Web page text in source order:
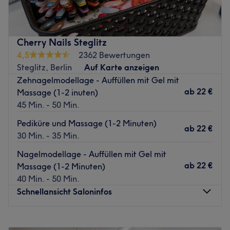
Reise auf der Suche nach dem perfekten Friseur. Du weißt
noch gar nicht, was du mit deinen Haaren machen sollst?
Hier wirst du ausführlich zu Schnitt und Farbe beraten.
Nächste öffentliche Verkehrsmittel:
Die S-Bahnstation Rathaus Steglitz ist nur wenige
Gehminuten entfernt.
Das Team:
Im Salon arbeiten MeisterfriseurInnen mit jahrelanger
Erfahrungen im Beruf. Das Ziel ist, den KundInnen nur das
Beste zu bieten. Es wird Deutsch und Arabisch
Was uns an dem Salon gefällt:
Atmosphäre: Sauber, gepflegt, modern.
Expertise: Moderne Damen- und Herrenhaarschnitte.
Extras: Es gibt eine große Auswahl an Getränken für die
Zurück zur Salonansicht
Cherry Nails Steglitz
4,5
2362 Bewertungen
Steglitz, Berlin
Auf Karte anzeigen
Zehnagelmodellage - Auffüllen mit Gel mit
Massage (1-2 inuten)
45 Min. - 50 Min.
ab 22 €
Pediküre und Massage (1-2 Minuten)
30 Min. - 35 Min.
ab 22 €
Nagelmodellage - Auffüllen mit Gel mit
Massage (1-2 Minuten)
40 Min. - 50 Min.
ab 22 €
Schnellansicht Saloninfos